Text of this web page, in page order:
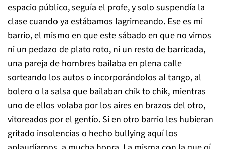
espacio público, seguía el profe, y solo suspendía la
clase cuando ya estábamos lagrimeando. Ese es mi
barrio, el mismo en que este sábado en que no vimos
ni un pedazo de plato roto, ni un resto de barricada,
una pareja de hombres bailaba en plena calle
sorteando los autos o incorporándolos al tango, al
bolero o la salsa que bailaban chik to chik, mientras
uno de ellos volaba por los aires en brazos del otro,
vitoreados por el gentío. Si en otro barrio les hubieran
gritado insolencias o hecho bullying aquí los